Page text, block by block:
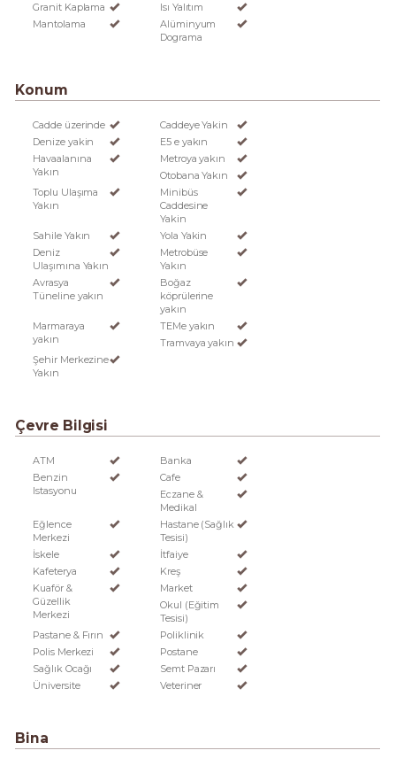
Granit Kaplama
Isı Yalıtım
Mantolama
Alüminyum
Dograma
Konum
Cadde üzerinde
Caddeye Yakin
Denize yakin
E5 e yakın
Havaalanına
Yakın
Metroya yakın
Otobana Yakın
Toplu Ulaşıma
Yakın
Minibüs
Caddesine
Yakin
Sahile Yakın
Yola Yakin
Deniz
Ulaşımına Yakın
Metrobüse
Yakın
Avrasya
Tüneline yakın
Boğaz
köprülerine
yakın
Marmaraya
yakın
TEMe yakın
Tramvaya yakın
Şehir Merkezine
Yakın
Çevre Bilgisi
ATM
Banka
Benzin
Istasyonu
Cafe
Eczane &
Medikal
Eğlence
Merkezi
Hastane (Sağlık
Tesisi)
İskele
İtfaiye
Kafeterya
Kreş
Kuaför &
Güzellik
Merkezi
Market
Okul (Eğitim
Tesisi)
Pastane & Fırın
Poliklinik
Polis Merkezi
Postane
Sağlık Ocağı
Semt Pazarı
Üniversite
Veteriner
Bina